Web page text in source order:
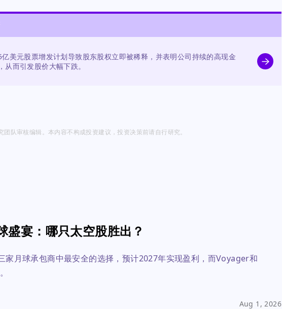
亿美元股票增发计划导致股东股权立即被稀释，并表明公司持续的高现金
从而引发股价大幅下跌。
队审核编辑。本内容不构成投资建议，投资决策前请自行研究。
盛宴：哪只太空股胜出？
月球承包商中最安全的选择，预计2027年实现盈利，而Voyager和
Aug 1, 2026